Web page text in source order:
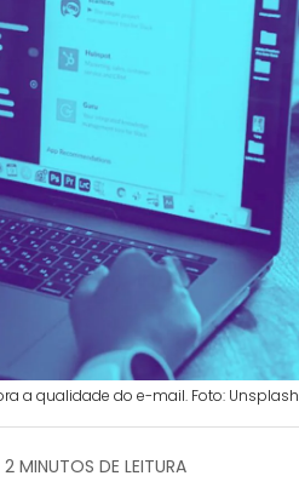
a qualidade do e-mail. Foto: Unsplash
2 MINUTOS DE LEITURA